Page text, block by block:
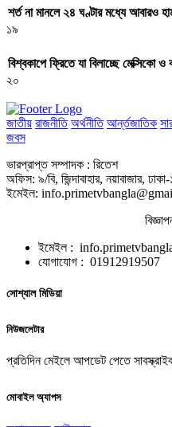
শর্ত না মানলে ২৪ ঘণ্টার মধ্যে আবারও
১৯
বিশ্বকাপে ফ্রিতে যা বিলাচ্ছে মেক্সিকো ও
২০
জাতীয় রাজনীতি অর্থনীতি আর্ন্তজাতিক
জবস
ভারপ্রাপ্ত সম্পাদক : রিতেশ
অফিস: ৯/বি, জিন্দাবাহার, নয়াবাজার,
ইমেইল:
বিজ্ঞাপন
ইমেইল :
যোগাযোগ : 01912919507
সোশ্যাল মিডিয়া
নিউজলেটার
প্রতিদিন মেইলে আপডেট পেতে
মোবাইল অ্যাপস